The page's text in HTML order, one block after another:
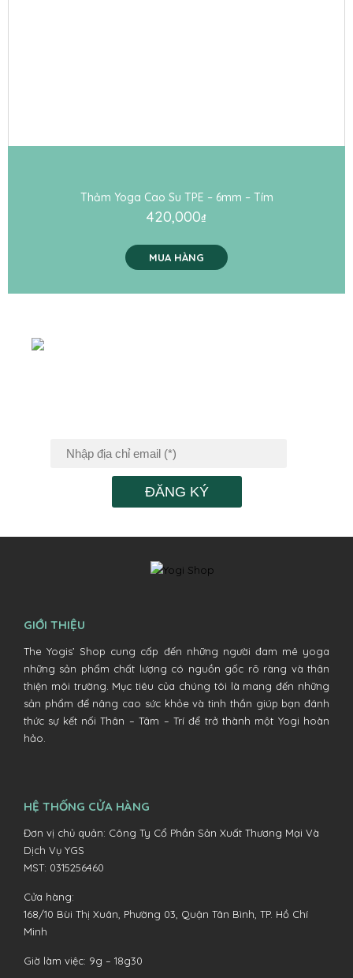
Thảm Yoga Cao Su TPE – 6mm – Tím
420,000₫
MUA HÀNG
ĐĂNG KÝ
GIỚI THIỆU
The Yogis’ Shop cung cấp đến những người đam mê yoga
những sản phẩm chất lượng có nguồn gốc rõ ràng và thân
thiện môi trường. Mục tiêu của chúng tôi là mang đến những
sản phẩm để nâng cao sức khỏe và tinh thần giúp bạn đánh
thức sự kết nối Thân – Tâm – Trí để trở thành một Yogi hoàn
hảo.
HỆ THỐNG CỬA HÀNG
Đơn vị chủ quản: Công Ty Cổ Phần Sản Xuất Thương Mại Và
Dịch Vụ YGS
MST: 0315256460
Cửa hàng:
168/10 Bùi Thị Xuân, Phường 03, Quận Tân Bình, TP. Hồ Chí
Minh
Giờ làm việc: 9g – 18g30